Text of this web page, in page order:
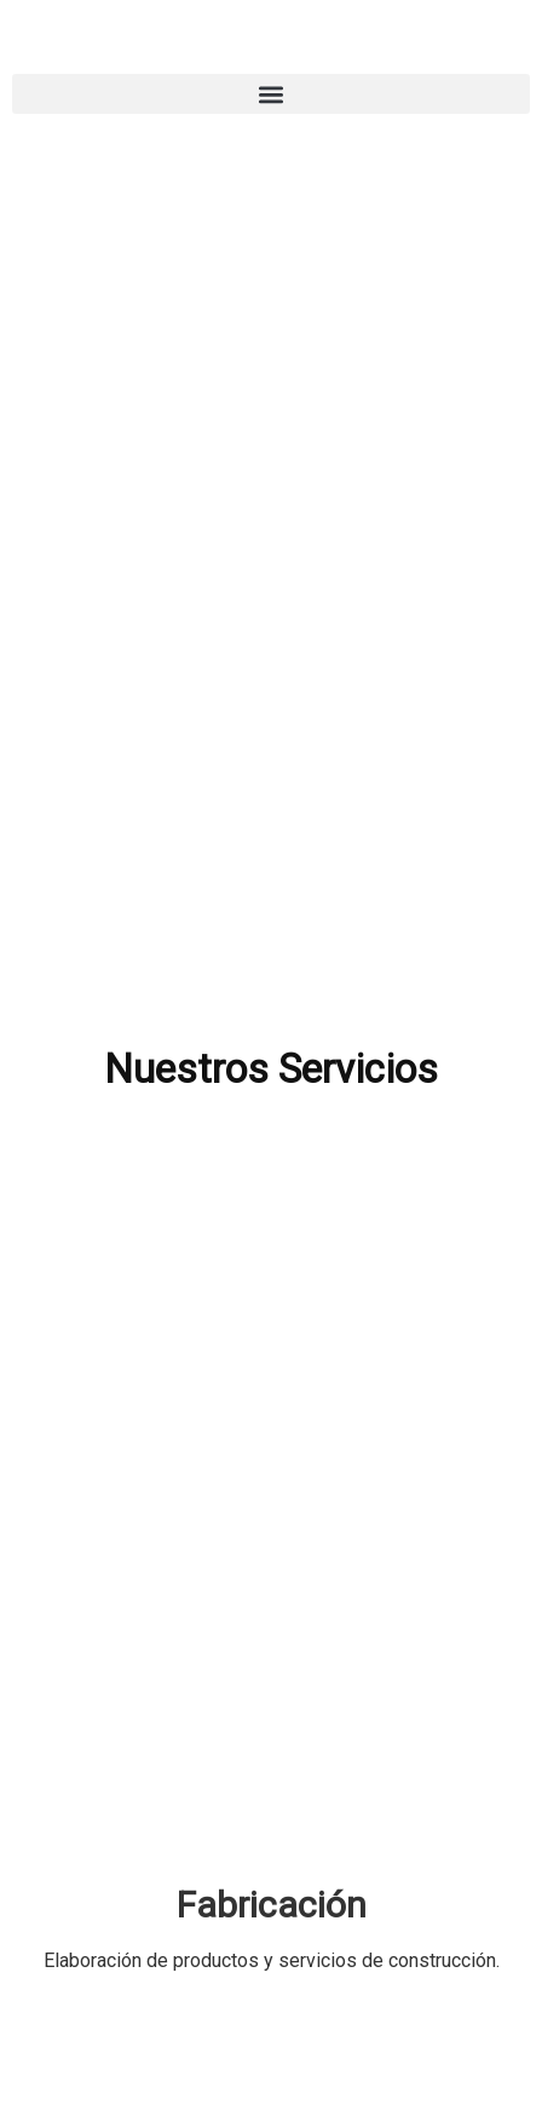
Nuestros Servicios
Fabricación
Elaboración de productos y servicios de construcción.